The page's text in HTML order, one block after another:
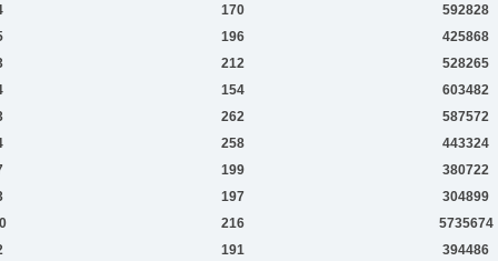
170
592828
196
425868
212
528265
154
603482
262
587572
258
443324
199
380722
197
304899
216
5735674
191
394486